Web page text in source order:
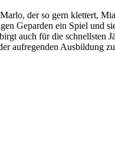
der so gern klettert,
Geparden ein Spiel und
auch für die schnellsten
aufregenden Ausbildung